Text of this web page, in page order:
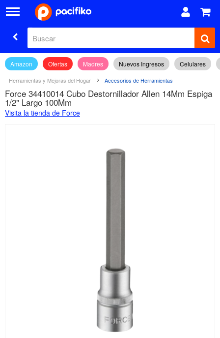
Amazon Ofertas Madres Nuevos Ingresos Celulares
Herramientas y Mejoras del Hogar Accesorios de Herramientas
Force 34410014 Cubo Destornillador Allen 14Mm Espiga
1/2" Largo 100Mm
Visita la tienda de Force